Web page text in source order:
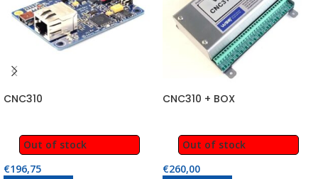
CNC310
Out of stock
€196,75
CNC310 + BOX
Out of stock
€260,00